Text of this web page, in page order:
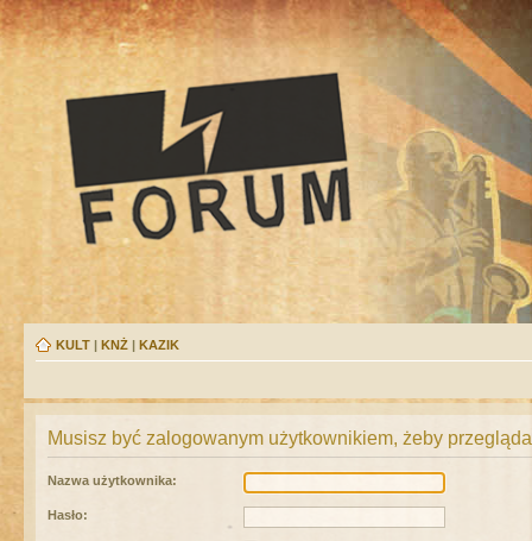
KULT | KNŻ | KAZIK
Musisz być zalogowanym użytkownikiem, żeby
Nazwa użytkownika:
Hasło: